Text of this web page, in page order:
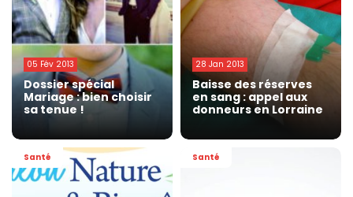
05 Fév 2013
Dossier spécial
Mariage : bien choisir
sa tenue !
28 Jan 2013
Baisse des réserves
en sang : appel aux
donneurs en Lorraine
Santé Santé